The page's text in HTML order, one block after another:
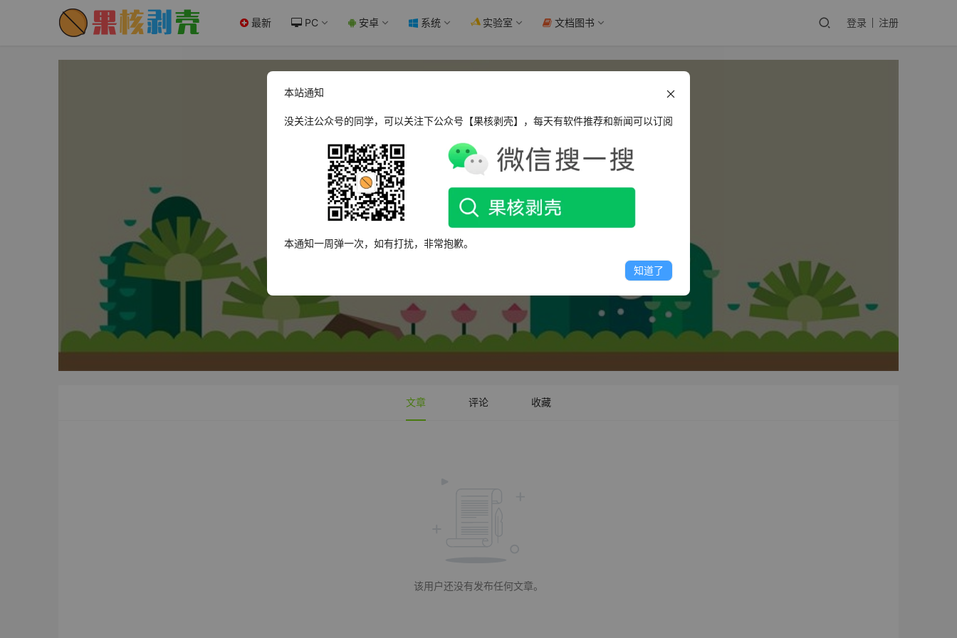
最新 PC 安卓 系统 实验室 文档图书 登录 注册
( ^_^ )
文章 评论 收藏
该用户还没有发布任何文章。
本站通知
没关注公众号的同学，可以关注下公众号【果核剥壳】，每天有软件推荐和新闻可以订阅
本通知一周弹一次，如有打扰，非常抱歉。
知道了